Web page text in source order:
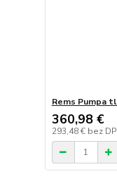
Rems Pumpa
360,98 €
293,48 € bez